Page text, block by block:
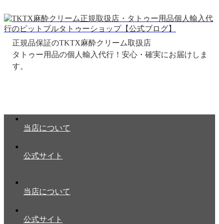
正規品保証のTKTX麻酔クリーム取扱店
当店について
公式サイト
当店について
公式サイト